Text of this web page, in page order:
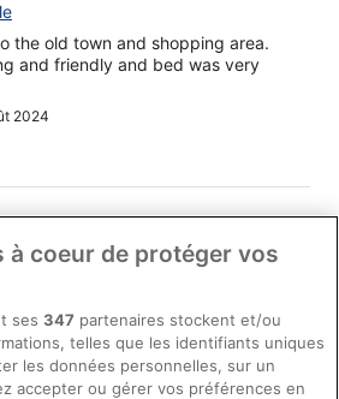
the old town and shopping area.
and friendly and bed was very
2024
personnel et service, infrastructures
à coeur de protéger vos
ses347 partenaires stockent et/ou
telles que les identifiants uniques
les données personnelles, sur un
accepter ou gérer vos préférences en